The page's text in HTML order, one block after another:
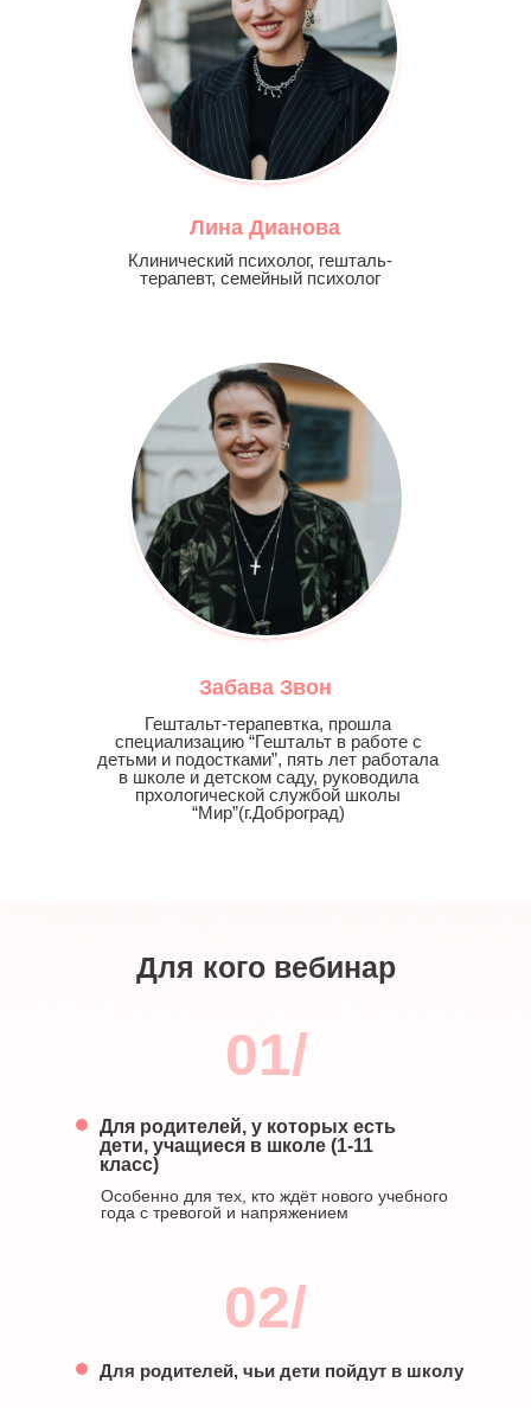
Лина Дианова
Клинический психолог, гешталь-
терапевт, семейный психолог
Забава Звон
Гештальт-терапевтка, прошла
специализацию “Гештальт в работе с
детьми и подостками”, пять лет работала
в школе и детском саду, руководила
прхологической службой школы
“Мир”(г.Доброград)
Для кого вебинар
Для родителей, у которых есть
дети, учащиеся в школе (1-11
класс)
Для родителей, чьи дети пойдут в школу
Особенно для тех, кто ждёт нового учебного
года с тревогой и напряжением
01/
02/